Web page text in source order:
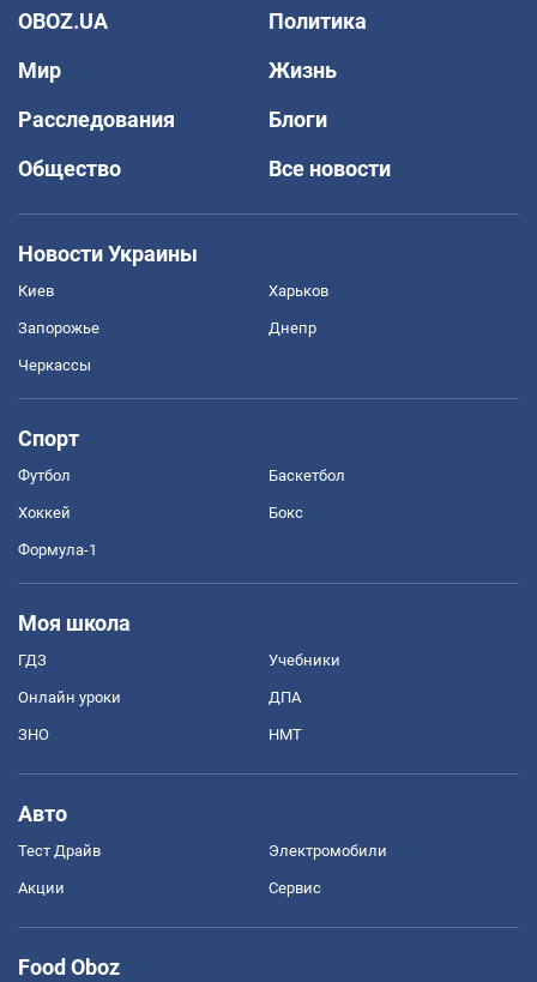
OBOZ.UA
Политика
Мир
Жизнь
Расследования
Блоги
Общество
Все новости
Новости Украины
Киев Харьков
Запорожье Днепр
Черкассы
Спорт
Футбол Баскетбол
Хоккей Бокс
Формула-1
Моя школа
ГДЗ Учебники
Онлайн уроки ДПА
ЗНО НМТ
Авто
Тест Драйв Электромобили
Акции Сервис
Food Oboz